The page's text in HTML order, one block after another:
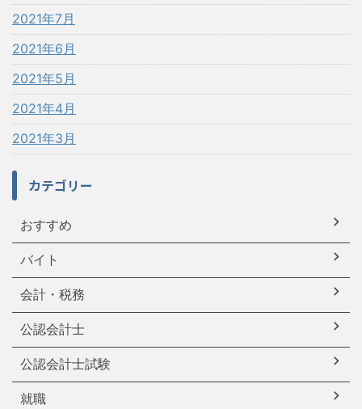
2021年7月
2021年6月
2021年5月
2021年4月
2021年3月
カテゴリー
おすすめ
バイト
会計・税務
公認会計士
公認会計士試験
就職